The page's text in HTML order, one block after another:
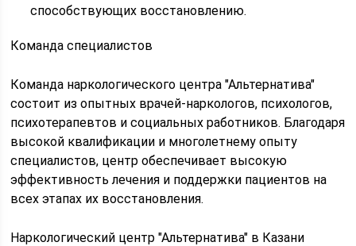
способствующих восстановлению.
Команда специалистов
Команда наркологического центра "Альтернатива"
состоит из опытных врачей-наркологов, психологов,
психотерапевтов и социальных работников. Благодаря
высокой квалификации и многолетнему опыту
специалистов, центр обеспечивает высокую
эффективность лечения и поддержки пациентов на
всех этапах их восстановления.
Наркологический центр "Альтернатива" в Казани